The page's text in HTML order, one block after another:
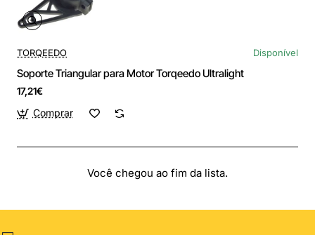
TORQEEDO Disponível
Soporte Triangular para Motor Torqeedo Ultralight
17,21€
Comprar
Você chegou ao fim da lista.